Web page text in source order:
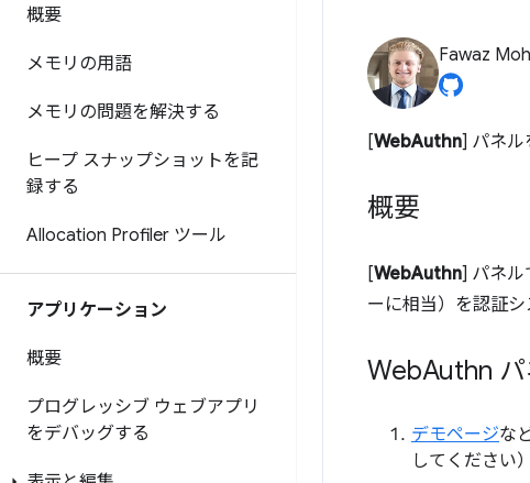
概要
メモリの用語
メモリの問題を解決する
ヒープ スナップショットを記
録する
Allocation Profiler ツール
アプリケーション
概要
プログレッシブ ウェブアプリ
をデバッグする
Fawaz
[WebAuthn] パネル
概要
[WebAuthn] パネル
ーに相当）を認証
WebAuthn パ
デモページな
してください）